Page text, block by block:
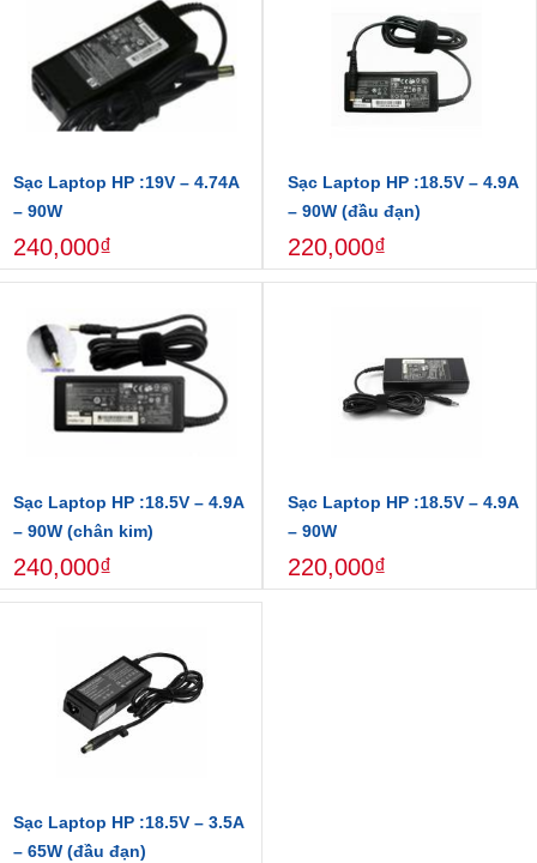
Sạc Laptop HP :19V – 4.74A
– 90W
240,000₫
Sạc Laptop HP :18.5V – 4.9A
– 90W (đầu đạn)
220,000₫
Sạc Laptop HP :18.5V – 4.9A
– 90W (chân kim)
240,000₫
Sạc Laptop HP :18.5V – 4.9A
– 90W
220,000₫
Sạc Laptop HP :18.5V – 3.5A
– 65W (đầu đạn)